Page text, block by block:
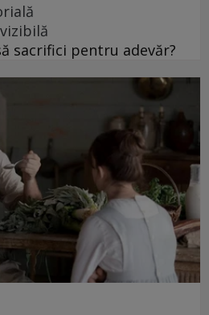
sacrifici pentru adevăr?